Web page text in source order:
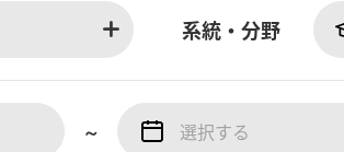
系統・分野
～